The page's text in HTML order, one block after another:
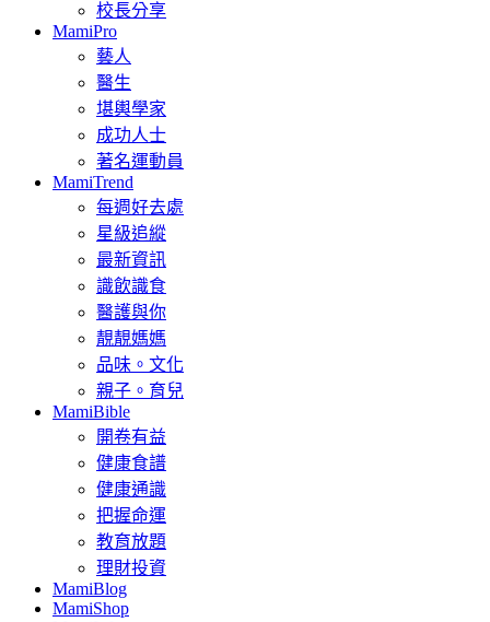
校長分享
MamiPro
藝人
醫生
堪輿學家
成功人士
著名運動員
MamiTrend
每週好去處
星級追縱
最新資訊
識飲識食
醫護與你
靚靚媽媽
品味。文化
親子。育兒
MamiBible
開卷有益
健康食譜
健康通識
把握命運
教育放題
理財投資
MamiBlog
MamiShop